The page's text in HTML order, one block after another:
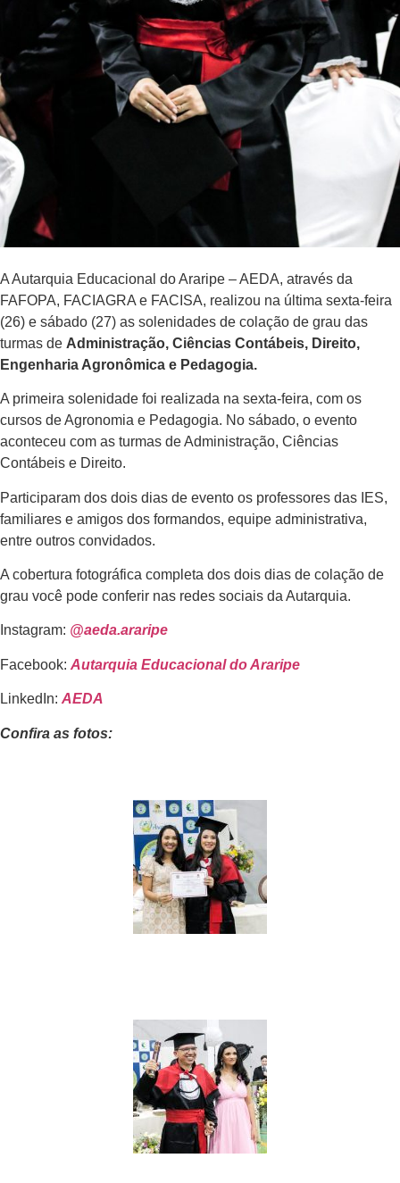
A Autarquia Educacional do Araripe – AEDA, através da
FAFOPA, FACIAGRA e FACISA, realizou na última sexta-feira
(26) e sábado (27) as solenidades de colação de grau das
turmas de Administração, Ciências Contábeis, Direito,
Engenharia Agronômica e Pedagogia.
A primeira solenidade foi realizada na sexta-feira, com os
cursos de Agronomia e Pedagogia. No sábado, o evento
aconteceu com as turmas de Administração, Ciências
Contábeis e Direito.
Participaram dos dois dias de evento os professores das IES,
familiares e amigos dos formandos, equipe administrativa,
entre outros convidados.
A cobertura fotográfica completa dos dois dias de colação de
grau você pode conferir nas redes sociais da Autarquia.
Instagram: @aeda.araripe
Facebook: Autarquia Educacional do Araripe
LinkedIn: AEDA
Confira as fotos: